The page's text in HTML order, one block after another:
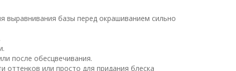
выравнивания базы перед окрашиванием сильно
после обесцвечивания.
оттенков или просто для придания блеска